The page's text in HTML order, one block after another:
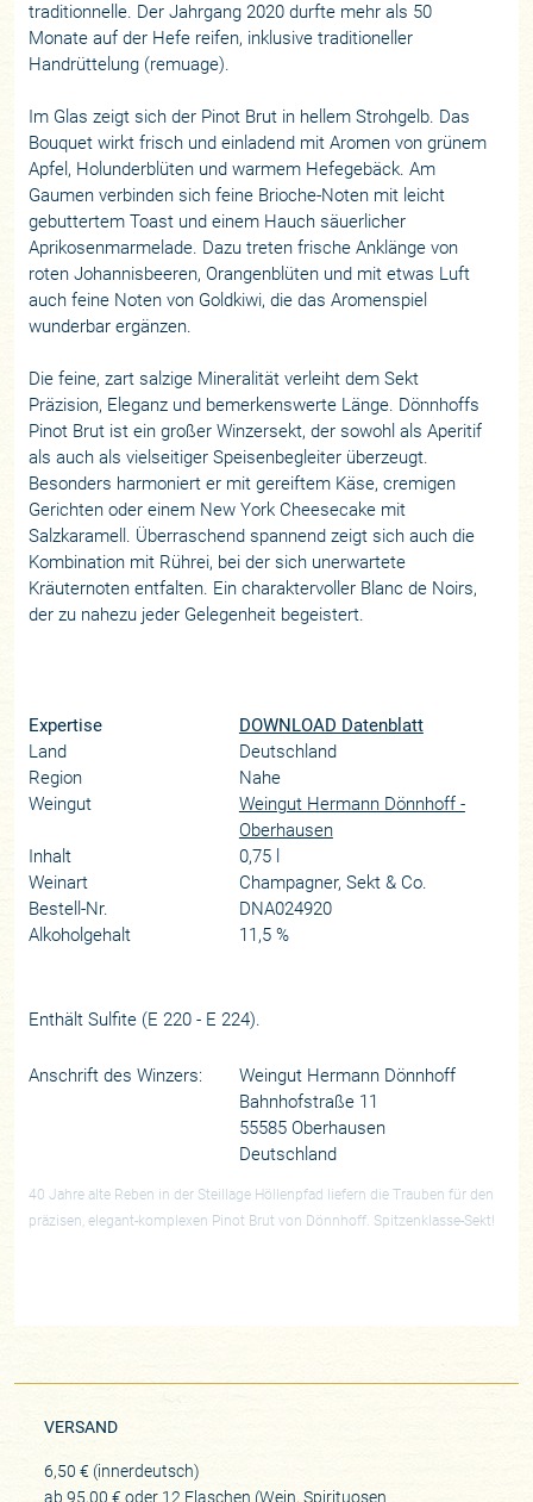
traditionnelle. Der Jahrgang 2020 durfte mehr als 50
Monate auf der Hefe reifen, inklusive traditioneller
Handrüttelung (remuage).
Im Glas zeigt sich der Pinot Brut in hellem Strohgelb. Das
Bouquet wirkt frisch und einladend mit Aromen von grünem
Apfel, Holunderblüten und warmem Hefegebäck. Am
Gaumen verbinden sich feine Brioche-Noten mit leicht
gebuttertem Toast und einem Hauch säuerlicher
Aprikosenmarmelade. Dazu treten frische Anklänge von
roten Johannisbeeren, Orangenblüten und mit etwas Luft
auch feine Noten von Goldkiwi, die das Aromenspiel
wunderbar ergänzen.
Die feine, zart salzige Mineralität verleiht dem Sekt
Präzision, Eleganz und bemerkenswerte Länge. Dönnhoffs
Pinot Brut ist ein großer Winzersekt, der sowohl als Aperitif
als auch als vielseitiger Speisenbegleiter überzeugt.
Besonders harmoniert er mit gereiftem Käse, cremigen
Gerichten oder einem New York Cheesecake mit
Salzkaramell. Überraschend spannend zeigt sich auch die
Kombination mit Rührei, bei der sich unerwartete
Kräuternoten entfalten. Ein charaktervoller Blanc de Noirs,
der zu nahezu jeder Gelegenheit begeistert.
Expertise
DOWNLOAD Datenblatt
Land
Deutschland
Region
Nahe
Weingut
Weingut Hermann Dönnhoff -
Oberhausen
Inhalt
0,75 l
Weinart
Champagner, Sekt & Co.
Bestell-Nr.
DNA024920
Alkoholgehalt
11,5 %
Enthält Sulfite (E 220 - E 224).
Anschrift des Winzers:
Weingut Hermann Dönnhoff
Bahnhofstraße 11
55585 Oberhausen
Deutschland
40 Jahre alte Reben in der Steillage Höllenpfad liefern die Trauben für den
präzisen, elegant-komplexen Pinot Brut von Dönnhoff. Spitzenklasse-Sekt!
VERSAND
6,50 € (innerdeutsch)
ab 95,00 € oder 12 Flaschen (Wein, Spirituosen